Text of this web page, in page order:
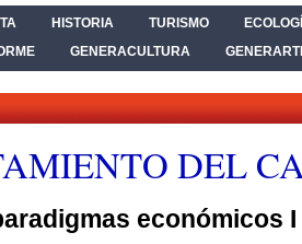
HISTORIA TURISMO
GENERACULTURA
DEL
económicos I